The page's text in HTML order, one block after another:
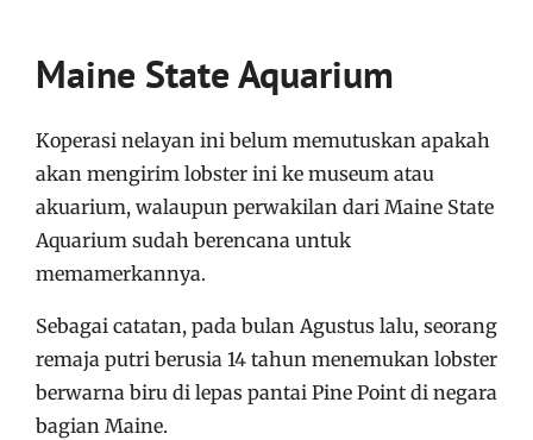
Maine State Aquarium
Koperasi nelayan ini belum memutuskan apakah
akan mengirim lobster ini ke museum atau
akuarium, walaupun perwakilan dari Maine State
Aquarium sudah berencana untuk
memamerkannya.
Sebagai catatan, pada bulan Agustus lalu, seorang
remaja putri berusia 14 tahun menemukan lobster
berwarna biru di lepas pantai Pine Point di negara
bagian Maine.